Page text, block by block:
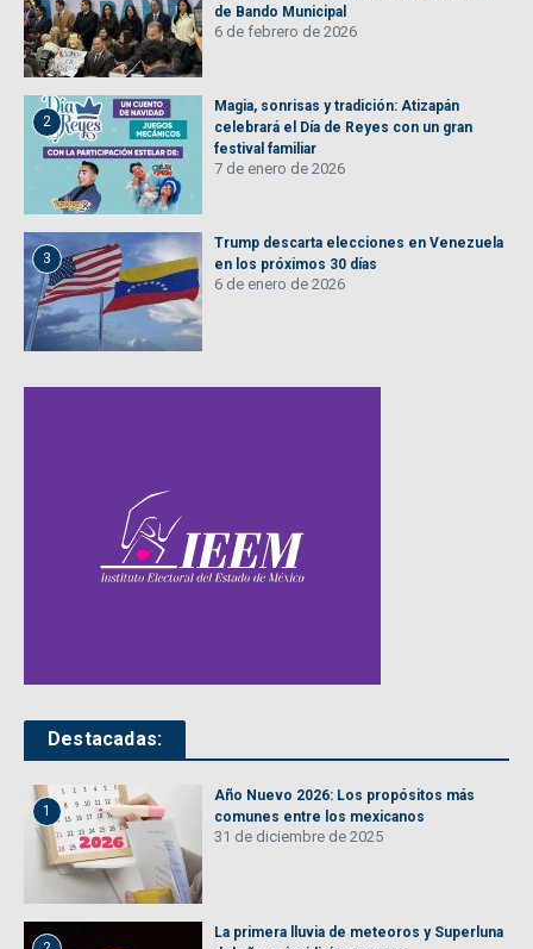
de Bando Municipal
6 de febrero de 2026
2
Magia, sonrisas y tradición: Atizapán
celebrará el Día de Reyes con un gran
festival familiar
7 de enero de 2026
3
Trump descarta elecciones en Venezuela
en los próximos 30 días
6 de enero de 2026
Destacadas:
1
Año Nuevo 2026: Los propósitos más
comunes entre los mexicanos
31 de diciembre de 2025
La primera lluvia de meteoros y Superluna